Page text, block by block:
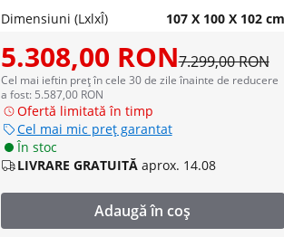
Dimensiuni (LxlxÎ) 107 X 100 X 102 cm
5.308,00 RON7.299,00 RON
Cel mai ieftin preț în cele 30 de zile înainte de reducere
a fost: 5.587,00 RON
Ofertă limitată în timp
Cel mai mic preț garantat
În stoc
LIVRARE GRATUITĂ aprox. 14.08
Adaugă în coș